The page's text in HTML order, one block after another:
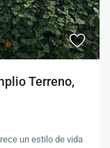
Terreno,
un estilo de vida